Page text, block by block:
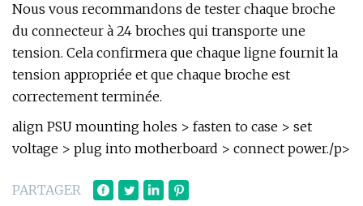
Nous vous recommandons de tester chaque broche
du connecteur à 24 broches qui transporte une
tension. Cela confirmera que chaque ligne fournit la
tension appropriée et que chaque broche est
correctement terminée.
align PSU mounting holes > fasten to case > set
voltage > plug into motherboard > connect power./p>
PARTAGER